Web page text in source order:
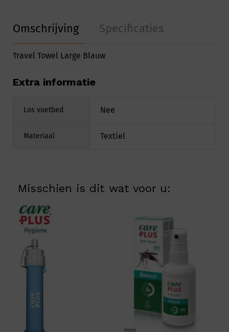
Omschrijving Specificaties
Travel Towel Large Blauw
Extra informatie
Los voetbed Nee
Materiaal Textiel
Misschien is dit wat voor u: